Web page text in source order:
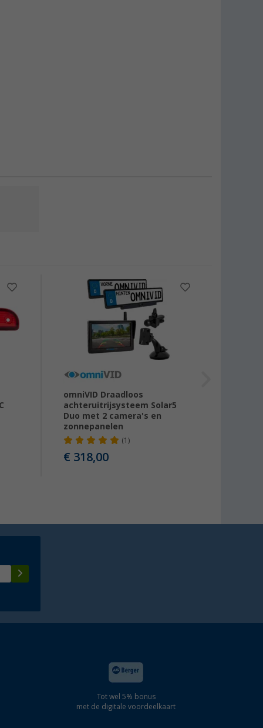
omniVID Draadloos
achteruitrijsysteem Solar5
Duo met 2 camera's en
zonnepanelen
(1)
€ 318,00
Tot wel 5% bonus
met de digitale voordeelkaart